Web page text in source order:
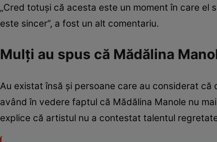
„Cred totuși că acesta este un moment în care el
este sincer”, a fost un alt comentariu.
Mulți au spus că Mădălina
Au existat însă și persoane care au considerat
având în vedere faptul că Mădălina Manole nu
explice că artistul nu a contestat talentul